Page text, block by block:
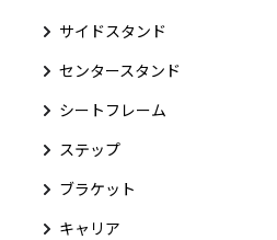
サイドスタンド
センタースタンド
シートフレーム
ステップ
ブラケット
キャリア